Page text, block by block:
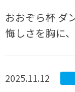
おおぞら杯 ダ
悔しさを胸に
2025.11.12